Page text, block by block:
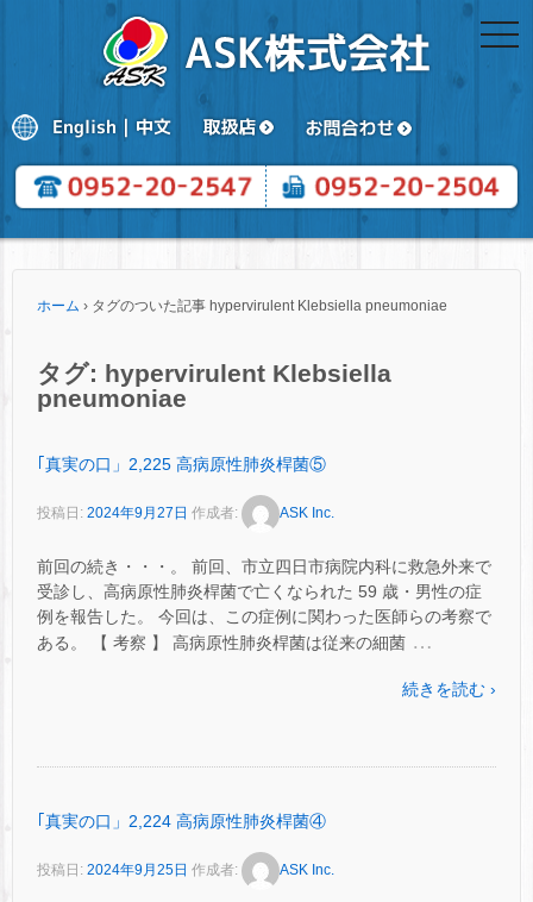
ホーム › タグのついた記事 hypervirulent Klebsiella pneumoniae
タグ: hypervirulent Klebsiella
pneumoniae
｢真実の口」2,225 高病原性肺炎桿菌⑤
投稿日: 2024年9月27日 作成者: ASK Inc.
前回の続き・・・。 前回、市立四日市病院内科に救急外来で
受診し、高病原性肺炎桿菌で亡くなられた 59 歳・男性の症
例を報告した。 今回は、この症例に関わった医師らの考察で
ある。 【 考察 】 高病原性肺炎桿菌は従来の細菌 …
続きを読む ›
｢真実の口」2,224 高病原性肺炎桿菌④
投稿日: 2024年9月25日 作成者: ASK Inc.